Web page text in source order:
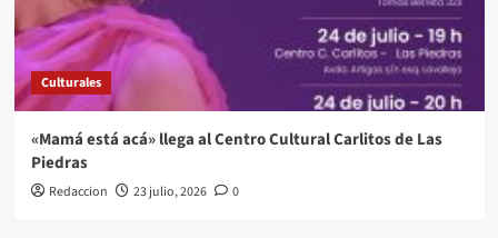
Culturales
«Mamá está acá» llega al Centro Cultural Carlitos de Las
Piedras
Redaccion 23 julio, 2026 0